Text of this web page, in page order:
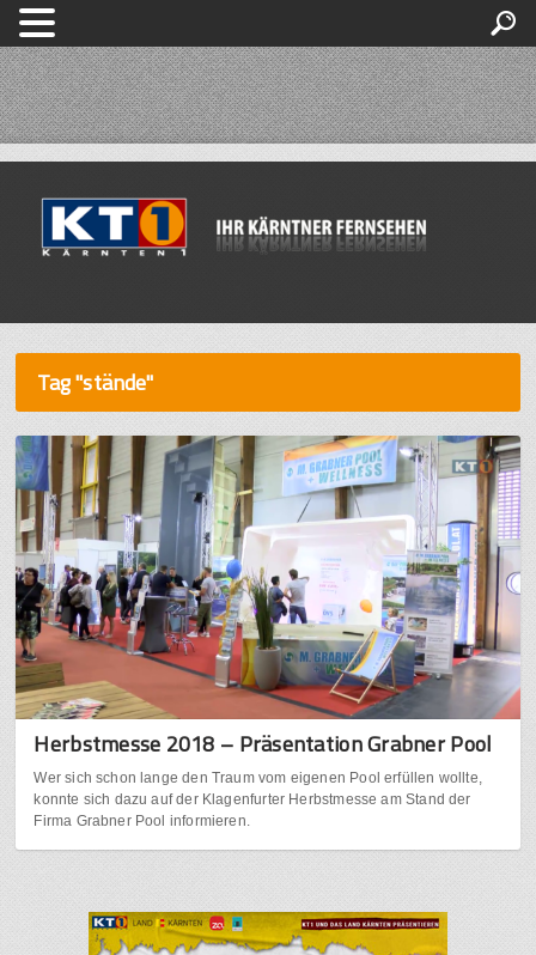
Tag "stände"
Herbstmesse 2018 – Präsentation Grabner Pool
Wer sich schon lange den Traum vom eigenen Pool erfüllen wollte,
konnte sich dazu auf der Klagenfurter Herbstmesse am Stand der
Firma Grabner Pool informieren.